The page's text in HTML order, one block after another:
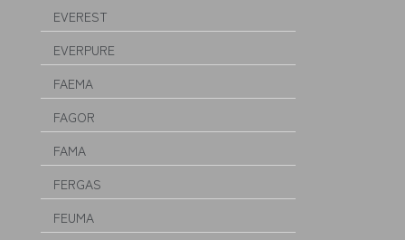
EVEREST
EVERPURE
FAEMA
FAGOR
FAMA
FERGAS
FEUMA